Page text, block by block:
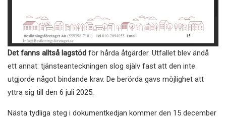
Det fanns alltså lagstöd för hårda åtgärder. Utfallet blev ändå
ett annat: tjänsteanteckningen slog själv fast att den inte
utgjorde något bindande krav. De berörda gavs möjlighet att
yttra sig till den 6 juli 2025.
Nästa tydliga steg i dokumentkedjan kommer den 15 december